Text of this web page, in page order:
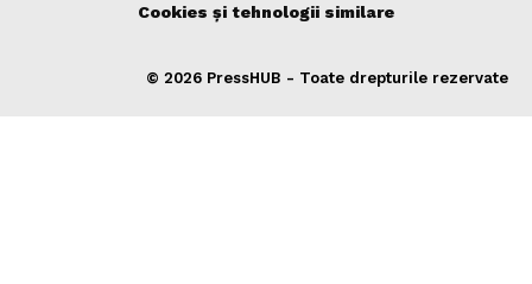
Cookies și tehnologii similare
© 2026 PressHUB - Toate drepturile rezervate